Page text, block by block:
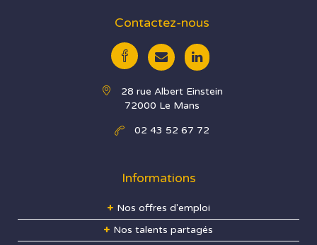
Contactez-nous
28 rue Albert Einstein
72000 Le Mans
02 43 52 67 72
Informations
Nos offres d'emploi
Nos talents partagés